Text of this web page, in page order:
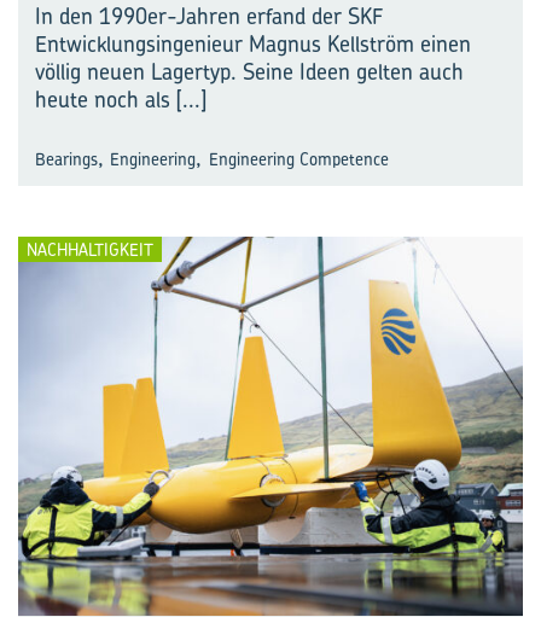
In den 1990er-Jahren erfand der SKF
Entwicklungsingenieur Magnus Kellström einen
völlig neuen Lagertyp. Seine Ideen gelten auch
heute noch als [...]
Bearings, Engineering, Engineering Competence
NACHHALTIGKEIT